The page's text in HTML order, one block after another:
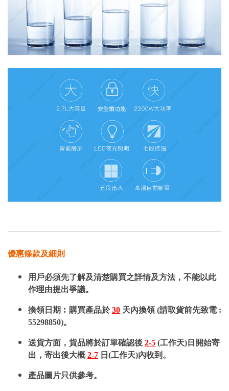
優惠條款及細則
用戶必須先了解及清楚購買之詳情及方法，不能以此
作理由提出爭議。
換領日期︰購買產品於30 天內換領 (請取貨前先致電 :
55298850)。
送貨方面，貨品將於訂單確認後 2-5 (工作天)日開始寄
出，寄出後大概2-7 日(工作天)內收到。
產品圖片只供參考。